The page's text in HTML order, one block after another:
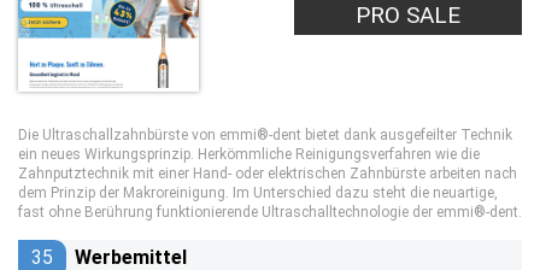
PRO SALE
Die Ultraschallzahnbürste von emmi®-dent bietet dank ausgefeilter Technik
ein neues Wirkungsprinzip. Herkömmliche Reinigungsverfahren wie die
Zahnputztechnik mit einer Hand- oder elektrischen Zahnbürste arbeiten nach
dem Prinzip der Makroreinigung. Im Unterschied dazu steht die neuartige,
fast ohne Berührung funktionierende Ultraschalltechnologie der emmi®-dent.
35 Werbemittel